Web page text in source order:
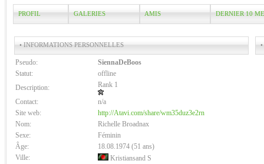
PROFIL GALERIES AMIS DERNIER 10
• INFORMATIONS PERSONNELLES
Pseudo:
SiennaDeBoos
Statut:
offline
Description:
Rank 1
Contact:
n/a
Site web:
http://Atavi.com/share/wm35duz3e2rn
Nom:
Richelle Broadnax
Sexe:
Féminin
Âge:
18.08.1974 (51 ans)
Ville:
Kristiansand S
•